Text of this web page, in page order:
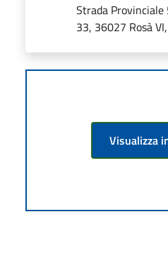
Strada Provinciale
33, 36027 Rosà
Visualizza